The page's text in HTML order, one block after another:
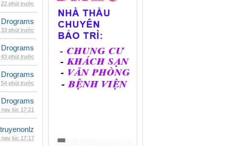
22 phút trước
Drograms
33 phút trước
Drograms
43 phút trước
Drograms
54 phút trước
Drograms
nay lúc 17:21
nay lúc 17:17